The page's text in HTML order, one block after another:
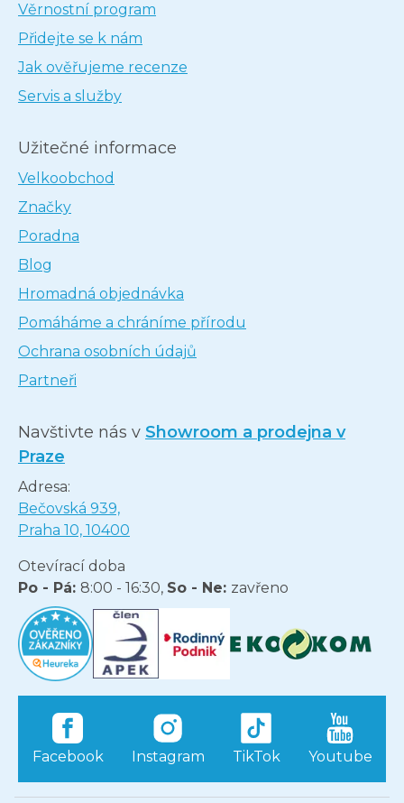
Věrnostní program
Přidejte se k nám
Jak ověřujeme recenze
Servis a služby
Užitečné informace
Velkoobchod
Značky
Poradna
Blog
Hromadná objednávka
Pomáháme a chráníme přírodu
Ochrana osobních údajů
Partneři
Navštivte nás v Showroom a prodejna v
Praze
Adresa:
Bečovská 939,
Praha 10, 10400
Otevírací doba
Po - Pá: 8:00 - 16:30, So - Ne: zavřeno
Facebook Instagram TikTok Youtube